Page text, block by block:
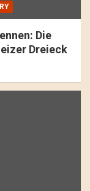
Die
Dreieck